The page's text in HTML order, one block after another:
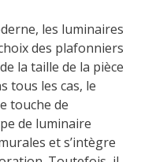
les luminaires
des plafonniers
la taille de la pièce
tous les cas, le
touche de
de luminaire
et s’intègre